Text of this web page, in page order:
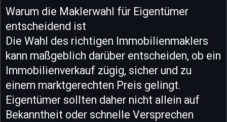
Warum die Maklerwahl für Eigentümer
entscheidend ist
Die Wahl des richtigen Immobilienmaklers
kann maßgeblich darüber entscheiden, ob ein
Immobilienverkauf zügig, sicher und zu
einem marktgerechten Preis gelingt.
Eigentümer sollten daher nicht allein auf
Bekanntheit oder schnelle Versprechen